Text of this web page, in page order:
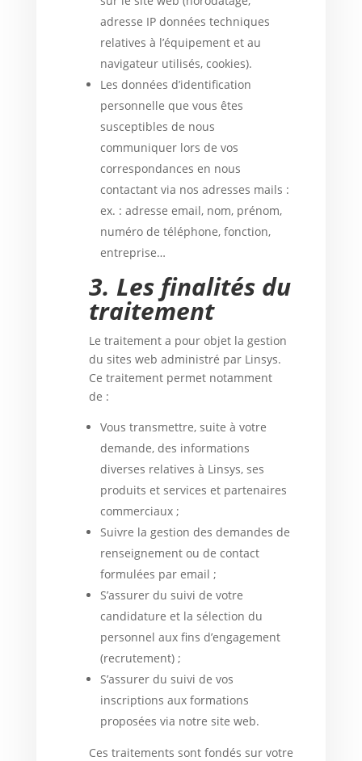
adresse IP données techniques
relatives à l’équipement et au
navigateur utilisés, cookies).
Les données d’identification
personnelle que vous êtes
susceptibles de nous
communiquer lors de vos
correspondances en nous
contactant via nos adresses mails :
ex. : adresse email, nom, prénom,
numéro de téléphone, fonction,
entreprise…
3. Les finalités du
traitement
Le traitement a pour objet la gestion
du sites web administré par Linsys.
Ce traitement permet notamment
de :
Vous transmettre, suite à votre
demande, des informations
diverses relatives à Linsys, ses
produits et services et partenaires
commerciaux ;
Suivre la gestion des demandes de
renseignement ou de contact
formulées par email ;
S’assurer du suivi de votre
candidature et la sélection du
personnel aux fins d’engagement
(recrutement) ;
S’assurer du suivi de vos
inscriptions aux formations
proposées via notre site web.
Ces traitements sont fondés sur votre